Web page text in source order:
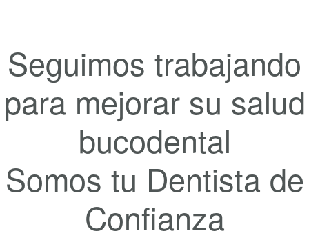
Seguimos trabajando
para mejorar su salud
bucodental
Somos tu Dentista de
Confianza